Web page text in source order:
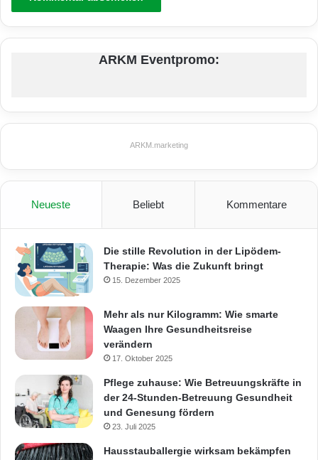
ARKM Eventpromo:
ARKM.marketing
Neueste Beliebt Kommentare
Die stille Revolution in der Lipödem-
Therapie: Was die Zukunft bringt
15. Dezember 2025
Mehr als nur Kilogramm: Wie smarte
Waagen Ihre Gesundheitsreise
verändern
17. Oktober 2025
Pflege zuhause: Wie Betreuungskräfte in
der 24-Stunden-Betreuung Gesundheit
und Genesung fördern
23. Juli 2025
Hausstauballergie wirksam bekämpfen